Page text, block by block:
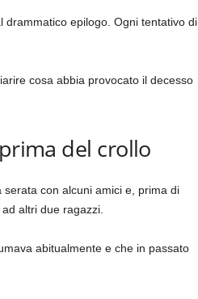
drammatico epilogo. Ogni tentativo di
cosa abbia provocato il decesso
del crollo
con alcuni amici e, prima di
altri due ragazzi.
abitualmente e che in passato